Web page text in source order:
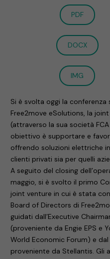
PDF
DOCX
IMG
Si è svolta oggi la
Free2move eSolutions, la
(attraverso la sua società
obiettivo è supportare e
offrendo soluzioni elettriche
clienti privati sia per quelli
A seguito del closing
maggio, si è svolto il primo
joint venture in cui è stata
Board of Directors di
guidati dall’Executive
(proveniente da Engie EPS e
World Economic Forum) e
proveniente da Stellantis. Gli